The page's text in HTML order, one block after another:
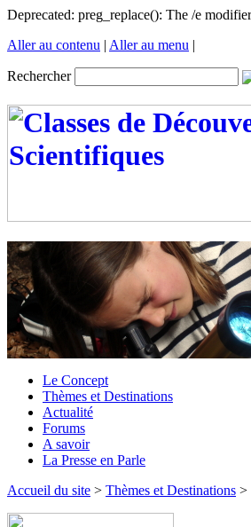
Deprecated: preg_replace(): The /e
Aller au contenu | Aller au menu |
Rechercher
Le Concept
Thèmes et Destinations
Actualité
Forums
A savoir
La Presse en Parle
Accueil du site > Thèmes et Destinations >